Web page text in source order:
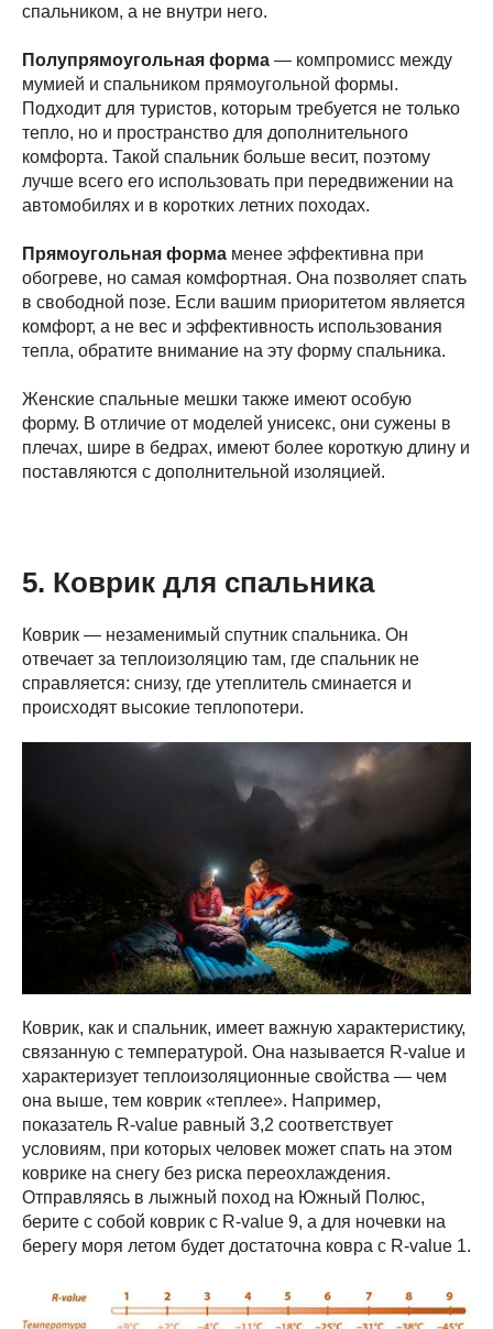
спальником, а не внутри него.
Полупрямоугольная форма — компромисс между
мумией и спальником прямоугольной формы.
Подходит для туристов, которым требуется не только
тепло, но и пространство для дополнительного
комфорта. Такой спальник больше весит, поэтому
лучше всего его использовать при передвижении на
автомобилях и в коротких летних походах.
Прямоугольная форма менее эффективна при
обогреве, но самая комфортная. Она позволяет спать
в свободной позе. Если вашим приоритетом является
комфорт, а не вес и эффективность использования
тепла, обратите внимание на эту форму спальника.
Женские спальные мешки также имеют особую
форму. В отличие от моделей унисекс, они сужены в
плечах, шире в бедрах, имеют более короткую длину и
поставляются с дополнительной изоляцией.
5. Коврик для спальника
Коврик — незаменимый спутник спальника. Он
отвечает за теплоизоляцию там, где спальник не
справляется: снизу, где утеплитель сминается и
происходят высокие теплопотери.
Коврик, как и спальник, имеет важную характеристику,
связанную с температурой. Она называется R-value и
характеризует теплоизоляционные свойства — чем
она выше, тем коврик «теплее». Например,
показатель R-value равный 3,2 соответствует
условиям, при которых человек может спать на этом
коврике на снегу без риска переохлаждения.
Отправляясь в лыжный поход на Южный Полюс,
берите с собой коврик с R-value 9, а для ночевки на
берегу моря летом будет достаточна ковра с R-value 1.